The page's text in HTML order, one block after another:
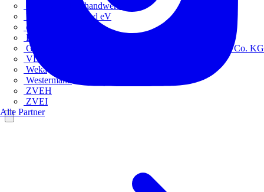
de - das Elektrohandwerk
ETIM Deutschland eV
etz
Europacable
GED Gesellschaft für Energiedienstleistung - GmbH & Co. KG
VDE
Weka
Westermann
ZVEH
ZVEI
Alle Partner